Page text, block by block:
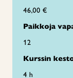
46,00 €
Paikkoja
12
Kurssin
4 h